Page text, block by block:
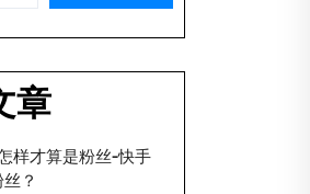
章
样才算是粉丝-快手
？